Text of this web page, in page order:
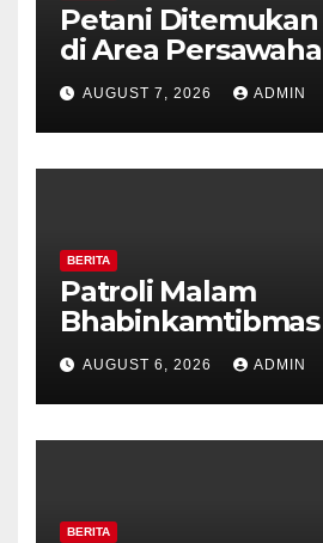
Petani
di Area
Polisi Pastikan
Tanda Kekerasan
AUGUST 7, 2026 ADMIN
BERITA
Patroli Malam
Pilar Kelurahan
Perkuat
Diajak Aktifkan
AUGUST 6, 2026 ADMIN
BERITA